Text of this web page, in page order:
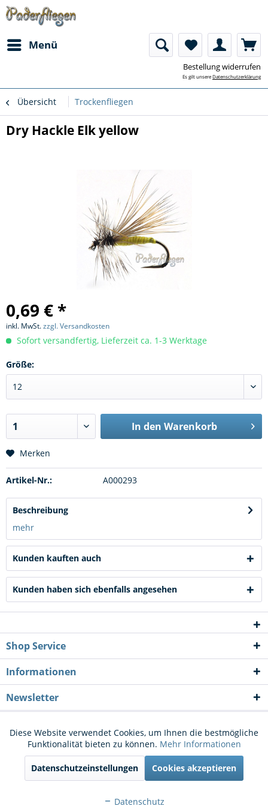
Menü
Bestellung widerrufen
Es gilt unsereDatenschutzerklärung
Übersicht Trockenfliegen
Dry Hackle Elk yellow
0,69 € *
inkl. MwSt.zzgl. Versandkosten
Sofort versandfertig, Lieferzeit ca. 1-3 Werktage
Größe:
In den Warenkorb
Merken
Artikel-Nr.: A000293
Beschreibung
mehr
Kunden kauften auch
Kunden haben sich ebenfalls angesehen
Shop Service
Informationen
Newsletter
* Alle Preise inkl. gesetzl. Mehrwertsteuer zzgl.Versandkostenund ggf.
Nachnahmegebühren, wenn nicht anders beschrieben
Cookie-Einstellungen
Kontakt
Funktionale Aktiv
Marketing Aktiv
Diese Website verwendet Cookies, um Ihnen die bestmögliche
Funktionalität bieten zu können. Mehr Informationen
Datenschutzeinstellungen Cookies akzeptieren
Datenschutz